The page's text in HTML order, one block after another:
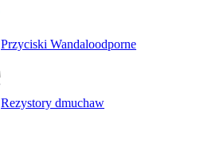
Przyciski Wandaloodporne
Rezystory dmuchaw